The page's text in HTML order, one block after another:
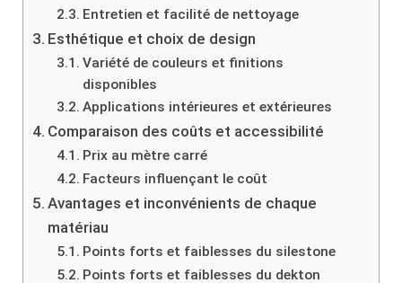
Entretien et facilité de nettoyage
Esthétique et choix de design
Variété de couleurs et finitions
disponibles
Applications intérieures et extérieures
Comparaison des coûts et accessibilité
Prix au mètre carré
Facteurs influençant le coût
Avantages et inconvénients de chaque
matériau
Points forts et faiblesses du silestone
Points forts et faiblesses du dekton